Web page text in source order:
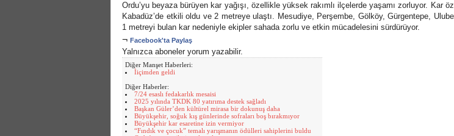
Ordu’yu beyaza bürüyen kar yağışı, özellikle yüksek rakımlı ilçelerde yaşamı zorluyor. Kar
Kabadüz’de etkili oldu ve 2 metreye ulaştı. Mesudiye, Perşembe, Gölköy, Gürgentepe,
1 metreyi bulan kar nedeniyle ekipler sahada zorlu ve etkin mücadelesini sürdürüyor.
¬ Facebook'ta Paylaş
Yalnızca aboneler yorum yazabilir.
Diğer Manşet Haberleri:
İiçimden geldi
Diğer Haberler:
7/24 esaslı fedakarlık mesaisi
2025 yılında TKDK 80 yatırıma destek sağladı
Başkan Güler’den kültürel mirasa bir dokunuş daha
Büyükşehir, soğuk kış günlerinde sofraları boş bırakmıyor
Büyükşehir kar esaretine izin vermiyor
“Fındık ve çocuk” temalı yarışmanın ödülleri sahiplerini buldu